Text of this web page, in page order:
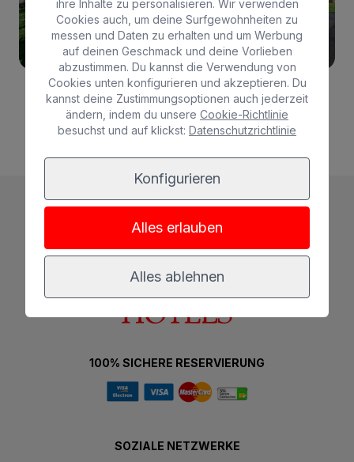
Hotel & adults only
16
Hotel & adults only
6
Mehr
100% SICHERE RESERVIERUNG
SOZIALE NETZWERKE
ihre Inhalte zu personalisieren. Wir verwenden
Cookies auch, um deine Surfgewohnheiten zu
messen und Daten zu erhalten und um Werbung
auf deinen Geschmack und deine Vorlieben
abzustimmen. Du kannst die Verwendung von
Cookies unten konfigurieren und akzeptieren. Du
kannst deine Zustimmungsoptionen auch jederzeit
ändern, indem du unsere Cookie-Richtlinie
besuchst und auf klickst: Datenschutzrichtlinie
Konfigurieren
Alles erlauben
Alles ablehnen